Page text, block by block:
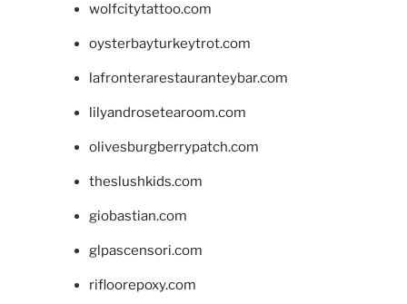
wolfcitytattoo.com
oysterbayturkeytrot.com
lafronterarestauranteybar.com
lilyandrosetearoom.com
olivesburgberrypatch.com
theslushkids.com
giobastian.com
glpascensori.com
rifloorepoxy.com